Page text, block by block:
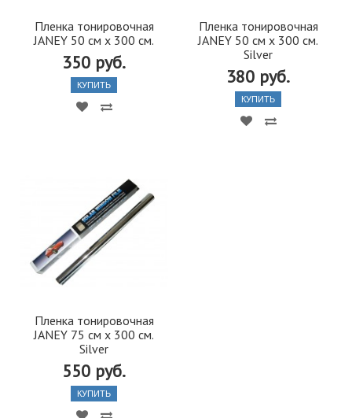
Пленка тонировочная
JANEY 50 см х 300 см.
350 руб.
КУПИТЬ
Пленка тонировочная
JANEY 50 см х 300 см.
Silver
380 руб.
КУПИТЬ
Пленка тонировочная
JANEY 75 см х 300 см.
Silver
550 руб.
КУПИТЬ